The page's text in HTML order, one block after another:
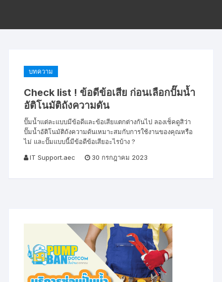
บทความ
Check list ! ข้อดีข้อเสีย ก่อนเลือกปั๊มน้ำ
อัติโนมัติถังความดัน
ปั๊มน้ำแต่ละแบบมีข้อดีและข้อเสียแตกต่างกันไป ลองเช็คดูสิว่า
ปั๊มน้ำอัติโนมัติถังความดันเหมาะสมกับการใช้งานของคุณหรือ
ไม่ และปั๊มแบบนี้มีข้อดีข้อเสียอะไรบ้าง ?
IT Support.aec
30 กรกฎาคม 2023